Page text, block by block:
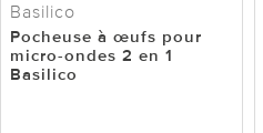
Basilico
Pocheuse à œufs pour
micro-ondes 2 en 1
Basilico